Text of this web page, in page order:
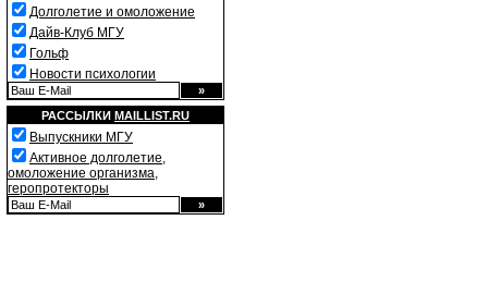
Долголетие и омоложение
Дайв-Клуб МГУ
Гольф
Новости психологии
РАССЫЛКИ MAILLIST.RU
Выпускники МГУ
Активное долголетие,
омоложение организма,
геропротекторы